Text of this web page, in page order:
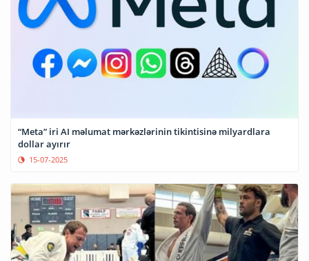
“Meta” iri AI məlumat mərkəzlərinin tikintisinə milyardlara
dollar ayırır
15-07-2025